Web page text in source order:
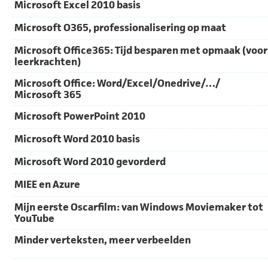
Microsoft Excel 2010 basis
Microsoft O365, professionalisering op maat
Microsoft Office365: Tijd besparen met opmaak (voor
leerkrachten)
Microsoft Office: Word/Excel/Onedrive/…/
Microsoft 365
Microsoft PowerPoint 2010
Microsoft Word 2010 basis
Microsoft Word 2010 gevorderd
MIEE en Azure
Mijn eerste Oscarfilm: van Windows Moviemaker tot
YouTube
Minder verteksten, meer verbeelden